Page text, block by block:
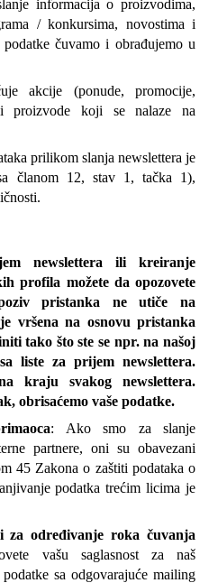
informacija o proizvodima,
/ konkursima, novostima i
čuvamo i obrađujemo u
akcije (ponude, promocije,
proizvode koji se nalaze na
prilikom slanja newslettera je
članom 12, stav 1, tačka 1),
newslettera ili kreiranje
profila možete da opozovete
pristanka ne utiče na
vršena na osnovu pristanka
tako što ste se npr. na našoj
liste za prijem newslettera.
kraju svakog newslettera.
obrisaćemo vaše podatke.
: Ako smo za slanje
partnere, oni su obavezani
45 Zakona o zaštiti podataka o
podatka trećim licima je
određivanje roka čuvanja
vašu saglasnost za naš
sa odgovarajuće mailing